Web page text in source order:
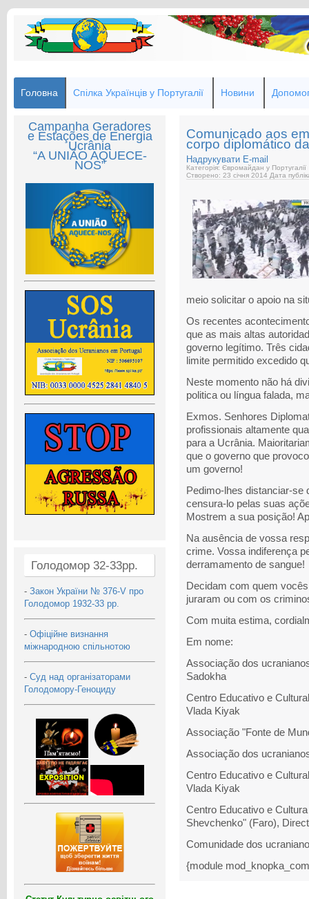
Головна Спілка Українців у Португалії Новини
Campanha Geradores
e Estações de Energia
Ucrânia
“A UNIÃO AQUECE-
NOS”
Голодомор 32-33рр.
- Закон України № 376-V про
Голодомор 1932-33 рр.
- Офіційне визнання
міжнародною спільнотою
- Суд над організаторами
Голодомору-Геноциду
Comunicado aos
corpo diplomático
Надрукувати E-mail
Категорія: Євромайдан у Португалії
Створено: 23 січня 2014 Дата
meio solicitar o apoio na
Os recentes
que as mais altas
governo legítimo. Três
limite permitido excedido
Neste momento não há
politica ou língua falada,
Exmos. Senhores
profissionais altamente
para a Ucrânia.
que o governo que
um governo!
Pedimo-lhes distanciar-se
censura-lo pelas suas
Mostrem a sua posição!
Na ausência de vossa
crime. Vossa indiferença
derramamento de sangue!
Decidam com quem
juraram ou com os
Com muita estima,
Em nome:
Associação dos
Sadokha
Centro Educativo e
Vlada Kiyak
Associação "Fonte de
Associação dos
Centro Educativo e
Vlada Kiyak
Centro Educativo e
Shevchenko" (Faro),
Comunidade dos
{module